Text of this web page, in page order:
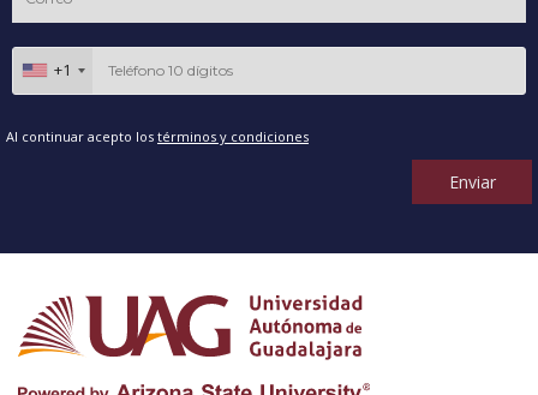
+1
Al continuar acepto los términos y condiciones
Enviar